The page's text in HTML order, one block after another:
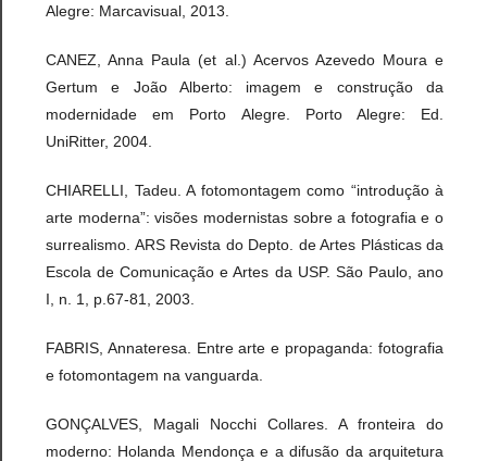
Alegre: Marcavisual, 2013.
CANEZ, Anna Paula (et al.) Acervos Azevedo Moura e
Gertum e João Alberto: imagem e construção da
modernidade em Porto Alegre. Porto Alegre: Ed.
UniRitter, 2004.
CHIARELLI, Tadeu. A fotomontagem como “introdução à
arte moderna”: visões modernistas sobre a fotografia e o
surrealismo. ARS Revista do Depto. de Artes Plásticas da
Escola de Comunicação e Artes da USP. São Paulo, ano
I, n. 1, p.67-81, 2003.
FABRIS, Annateresa. Entre arte e propaganda: fotografia
e fotomontagem na vanguarda.
GONÇALVES, Magali Nocchi Collares. A fronteira do
moderno: Holanda Mendonça e a difusão da arquitetura